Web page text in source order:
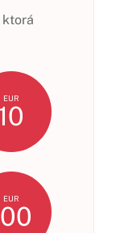
ktorá
EUR
EUR